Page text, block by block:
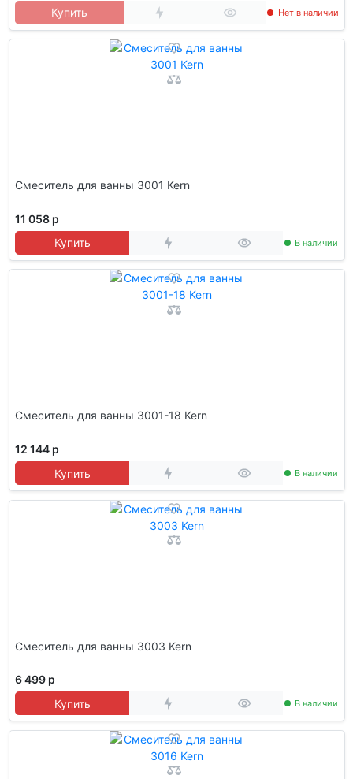
Купить
Нет в наличии
Смеситель для ванны 3001 Kern
11 058 р
Купить
В наличии
Смеситель для ванны 3001-18 Kern
12 144 р
Купить
В наличии
Смеситель для ванны 3003 Kern
6 499 р
Купить
В наличии